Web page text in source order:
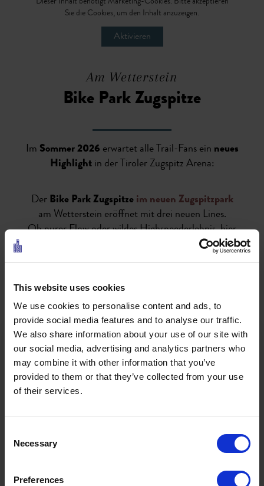
This website uses cookies
We use cookies to personalise content and ads, to
provide social media features and to analyse our traffic.
We also share information about your use of our site with
our social media, advertising and analytics partners who
may combine it with other information that you’ve
provided to them or that they’ve collected from your use
of their services.
Selection
Necessary
Preferences
Dieser Inhalt benötigt Marketing-Cookies. Bitte akzeptieren
Sie die Cookies, um den Inhalt anzuzeigen.
Aktivieren
Am Wetterstein
Bike Park Zugspitze
Im Sommer 2026 erwartet alle Trail-Fans ein neues
Highlightin der Tiroler Zugspitz Arena:
Der Bike Park Zugspitze im neuen Zugspitzpark
am Wetterstein eröffnet mit drei neuen Lines.
Ob purer Flow oder wildes Highspeederlebnis, hier
ist für alle etwas dabei, Anfänger und Pros zugleich.
schwieriger Trail mit ganz besonderem Charakter
und echten Highlights für erfahrene Biker.
Bitte beachten Sie die Öffnungszeiten der
Bergbahn.
Ö3 Silent Cinema Open Air Kino Tour